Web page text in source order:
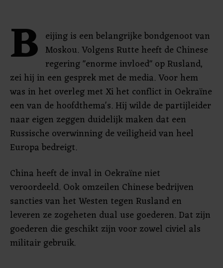
B eijing is een belangrijke bondgenoot van
Moskou. Volgens Rutte heeft de Chinese
regering "enorme invloed" op Rusland,
zei hij in een gesprek met de media. Voor hem
was in het overleg met Xi het conflict in Oekraïne
een van de hoofdthema's. Hij wilde de partijleider
naar eigen zeggen duidelijk maken dat een
Russische overwinning de veiligheid van heel
Europa bedreigt.
China heeft de inval in Oekraïne niet
veroordeeld. Ook omzeilen Chinese bedrijven
sancties van het Westen tegen Rusland en
leveren ze zogeheten dual use goederen. Dat zijn
goederen die geschikt zijn voor zowel civiel als
militair gebruik.